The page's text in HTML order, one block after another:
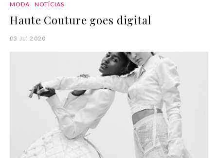
MODA NOTÍCIAS
Haute Couture goes digital
03 Jul 2020